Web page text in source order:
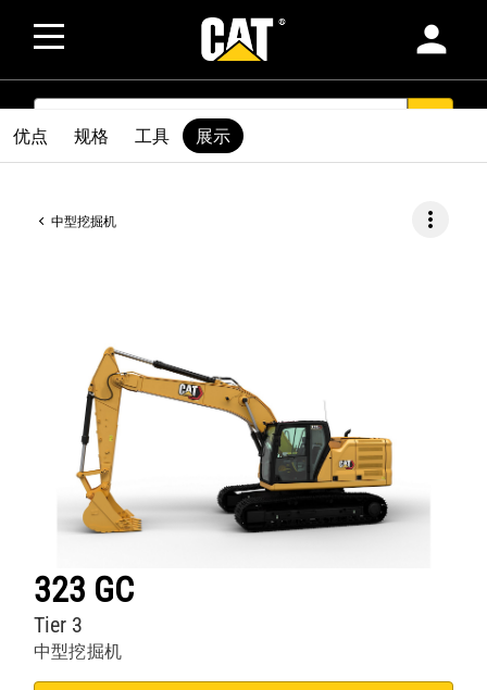
person
SEARCH
中型挖掘机 more_vert
323 GC
中型挖掘机
Tier 3
优点 规格 工具 展示